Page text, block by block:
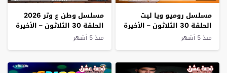
مسلسل روميو ويا ليت
الحلقة 30 الثلاثون – الأخيرة
منذ 5 أشهر
مسلسل وطن ع وتر 2026
الحلقة 30 الثلاثون – الأخيرة
منذ 5 أشهر